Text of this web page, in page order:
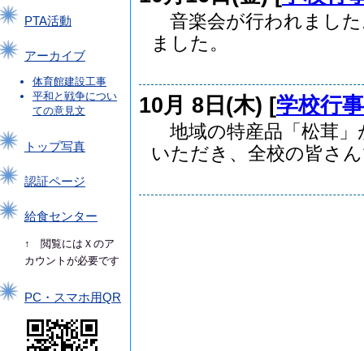
PTA活動
アーカイブ
体育館建設工事
平和と戦争につい
ての意見文
トップ写真
認証ページ
給食センター
↑ 閲覧にはＸのア
カウントが必要です
PC・スマホ用QR
音楽会が行われました
ました。
10月 8日(木) [学校行事
地域の特産品「松茸」
いただき、全校の皆さ